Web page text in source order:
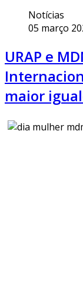
Notícias
05 março
URAP e
maior